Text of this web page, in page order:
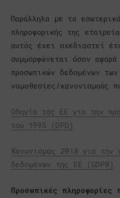
Παράλληλα με τα
πληροφορικής της
αυτός έχει σχεδιαστεί
συμμορφώνεται όσον
προσωπικών δεδομένων
νομοθεσίες/κανονισμούς
Οδηγία της ΕΕ για την
του 1995 (DPD)
Κανονισμός 2018 για την
δεδομένων της ΕΕ (GDPR)
Προσωπικές πληροφορίες